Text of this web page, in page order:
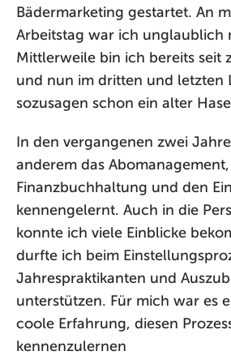
Bädermarketing gestartet. An
Arbeitstag war ich unglaublich
Mittlerweile bin ich bereits seit
und nun im dritten und letzten
sozusagen schon ein alter
In den vergangenen zwei
anderem das
Finanzbuchhaltung und den
kennengelernt. Auch in die
konnte ich viele Einblicke
durfte ich beim
Jahrespraktikanten und
unterstützen. Für mich war es
coole Erfahrung, diesen
kennenzulernen